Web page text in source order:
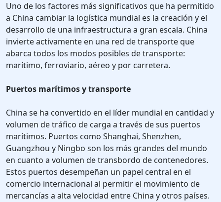
Uno de los factores más significativos que ha permitido
a China cambiar la logística mundial es la creación y el
desarrollo de una infraestructura a gran escala. China
invierte activamente en una red de transporte que
abarca todos los modos posibles de transporte:
marítimo, ferroviario, aéreo y por carretera.
Puertos marítimos y transporte
China se ha convertido en el líder mundial en cantidad y
volumen de tráfico de carga a través de sus puertos
marítimos. Puertos como Shanghai, Shenzhen,
Guangzhou y Ningbo son los más grandes del mundo
en cuanto a volumen de transbordo de contenedores.
Estos puertos desempeñan un papel central en el
comercio internacional al permitir el movimiento de
mercancías a alta velocidad entre China y otros países.